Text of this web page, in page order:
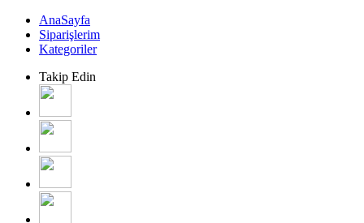
AnaSayfa
Siparişlerim
Kategoriler
Takip Edin